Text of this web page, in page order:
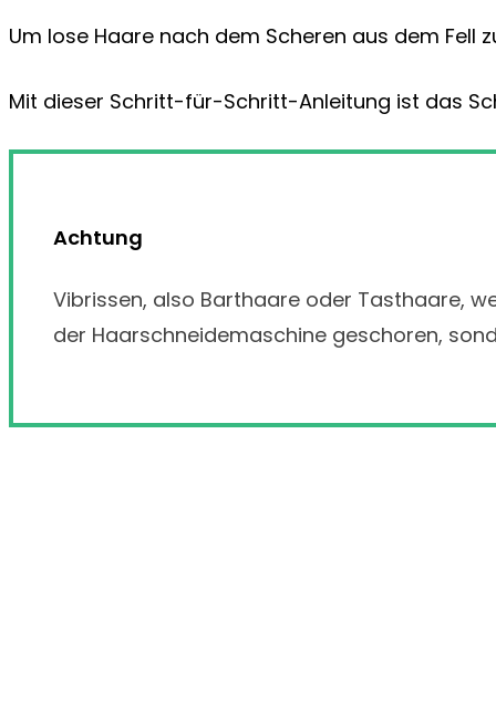
Um lose Haare nach dem Scheren aus dem
Mit dieser Schritt-für-Schritt-Anleitung ist das
Achtung
Vibrissen, also Barthaare oder Tasthaare,
der Haarschneidemaschine geschoren,